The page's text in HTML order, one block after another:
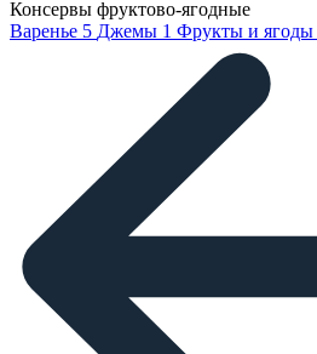
Консервы фруктово-ягодные
Варенье 5 Джемы 1 Фрукты и ягоды